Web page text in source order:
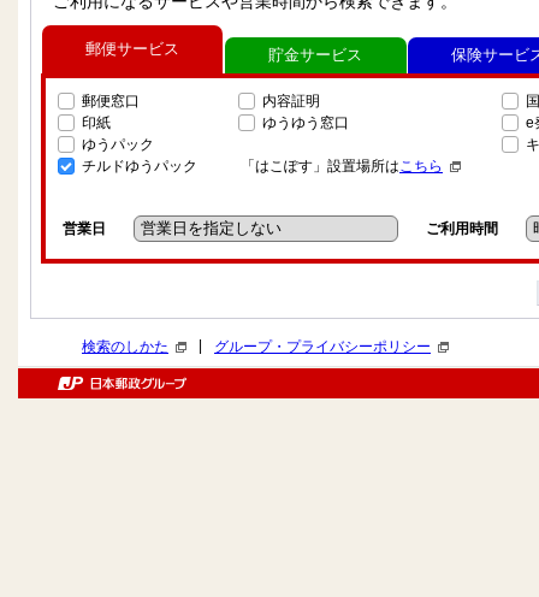
郵便サービス
郵便窓口
印紙
ゆうパック
チルドゆうパック
内容証明
ゆうゆう窓口
「はこぽす」設置場所はこちら
e
営業日 ご利用時間
貯金サービス 保険サービ
検索のしかた グループ・プライバシーポリシー